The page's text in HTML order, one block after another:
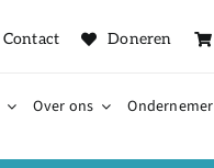
Contact Doneren
Over ons Ondernemer